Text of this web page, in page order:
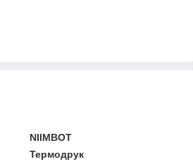
NIIMBOT
Термодрук